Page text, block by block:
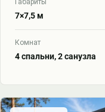
7×7,5 м
Комнат
4 спальни, 2 санузла